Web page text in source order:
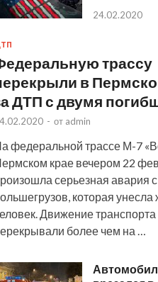
24.02.2020
трассу
в
ДТП с двумя
- от admin
федеральной трассе М-7
крае вечером 22
серьезная авария
которая унесла
Движение транспорта
более чем на …